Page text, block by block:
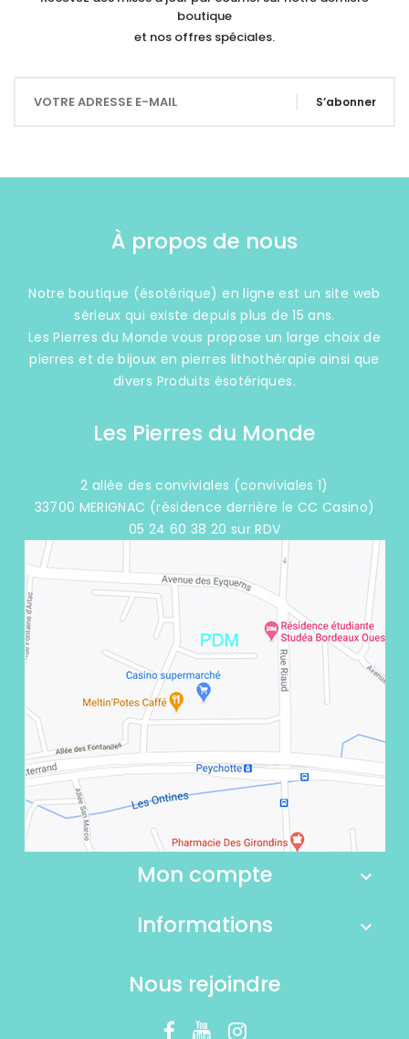
boutique
et nos offres spéciales.
S’abonner
À propos de nous
Notre boutique (ésotérique) en ligne est un site web
sérieux qui existe depuis plus de 15 ans.
Les Pierres du Monde vous propose un large choix de
pierres et de bijoux en pierres lithothérapie ainsi que
divers Produits ésotériques.
Les Pierres du Monde
2 allée des conviviales (conviviales 1)
33700 MERIGNAC (résidence derrière le CC Casino)
05 24 60 38 20 sur RDV
Mon compte
Informations
Nous rejoindre